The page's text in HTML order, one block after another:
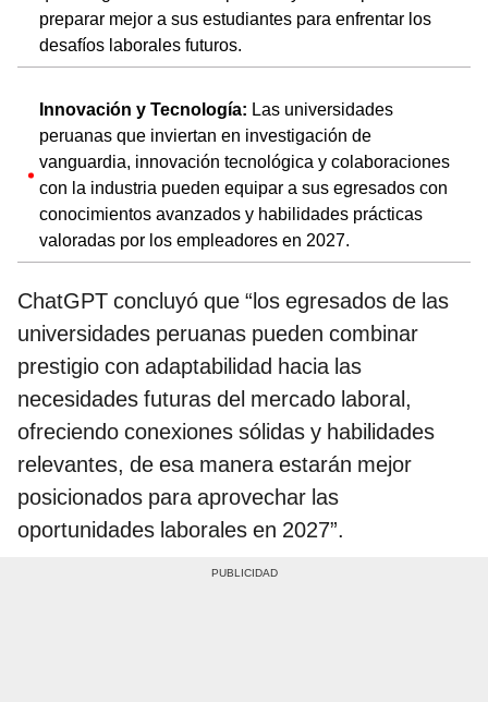
preparar mejor a sus estudiantes para enfrentar los
desafíos laborales futuros.
Innovación y Tecnología: Las universidades
peruanas que inviertan en investigación de
vanguardia, innovación tecnológica y colaboraciones
con la industria pueden equipar a sus egresados con
conocimientos avanzados y habilidades prácticas
valoradas por los empleadores en 2027.
ChatGPT concluyó que “los egresados de las
universidades peruanas pueden combinar
prestigio con adaptabilidad hacia las
necesidades futuras del mercado laboral,
ofreciendo conexiones sólidas y habilidades
relevantes, de esa manera estarán mejor
posicionados para aprovechar las
oportunidades laborales en 2027”.